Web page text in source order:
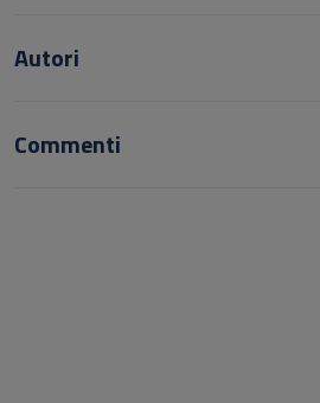
Autori
Commenti